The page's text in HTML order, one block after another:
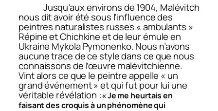
Jusqu’aux environs de 1904, Malévitch
nous dit avoir été sous l’influence des
peintres naturalistes russes « ambulants »
Répine et Chichkine et de leur émule en
Ukraine Mykola Pymonenko. Nous n’avons
aucune trace de ce style dans ce que nous
connaissons de l’œuvre malévitchienne.
Vint alors ce que le peintre appelle « un
grand événement » et qui fut pour lui une
véritable révélation :« Je me heurtais en
faisant des croquis à un phénomène qui